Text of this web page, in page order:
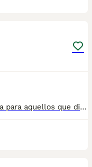
El Bichón Maltés es la raza perfecta para aquellos que disfrutan de la calma y del cariño. Estos pequeños son tranquilos y súper cariñosos, con un pelo espectacular que no deja a nadie indiferente, a parte de no soltar pelo por lo que es ideal para aquellos con alergia ❤️🐶. Se entregan con 2️⃣ meses de edad junto a: 2️⃣ Vacunas ✈️ Pasaporte Veterinario Oficial 🪪 Microchip 2️⃣ Desparasitaciones En la factura de venta se especifican las garantías sanitarias 🏥📑. ¡CONTÁCTANOS! 🫵🐶.